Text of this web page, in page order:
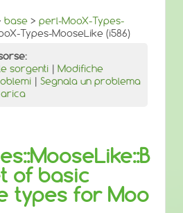
base > perl-MooX-Types-
Types-MooseLike (i586)
sorgenti | Modifiche
| Segnala un problema
of basic
types for Moo